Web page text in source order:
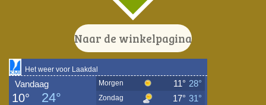
Naar de winkelpagina